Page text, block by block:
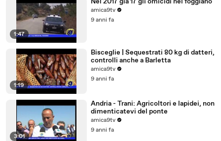
1:47
amica9tv
9 anni fa
1:19
Bisceglie | Sequestrati 80 kg di datteri,
controlli anche a Barletta
amica9tv
9 anni fa
3:01
Andria - Trani: Agricoltori e lapidei, non
dimenticatevi del ponte
amica9tv
9 anni fa